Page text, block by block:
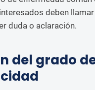
​​deben
duda o aclaración.
del grado